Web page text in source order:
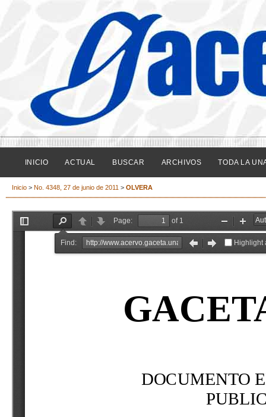
INICIO ACTUAL BUSCAR ARCHIVOS TODA LA
Inicio > No. 4348, 27 de junio de 2011 > OLVERA